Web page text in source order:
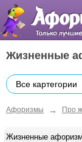
Жизненные
Все картегории
Афоризмы → Про
Жизненные